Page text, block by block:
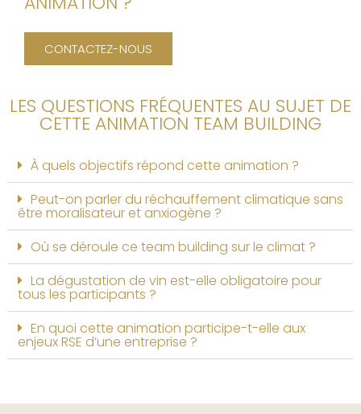
CONTACTEZ-NOUS
LES QUESTIONS FRÉQUENTES AU SUJET DE
CETTE ANIMATION TEAM BUILDING
À quels objectifs répond cette animation ?
Peut-on parler du réchauffement climatique sans
être moralisateur et anxiogène ?
Où se déroule ce team building sur le climat ?
La dégustation de vin est-elle obligatoire pour
tous les participants ?
En quoi cette animation participe-t-elle aux
enjeux RSE d’une entreprise ?